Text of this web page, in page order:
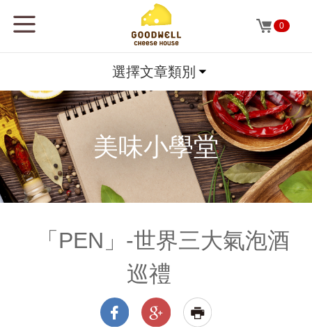
0
美味小學堂
選擇文章類別
「PEN」-世界三大氣泡酒
巡禮